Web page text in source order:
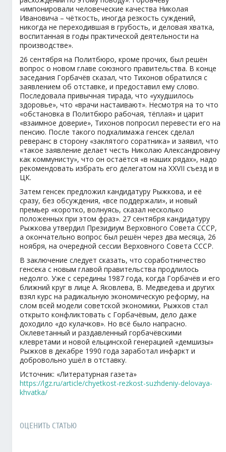
«импонировали человеческие качества Николая
Ивановича – чёткость, иногда резкость суждений,
никогда не переходившая в грубость, и деловая хватка,
воспитанная в годы практической деятельности на
производстве».
26 сентября на Политбюро, кроме прочих, был решён
вопрос о новом главе союзного правительства. В конце
заседания Горбачёв сказал, что Тихонов обратился с
заявлением об отставке, и предоставил ему слово.
Последовала привычная тирада, что «ухудшилось
здоровье», что «врачи настаивают». Несмотря на то что
«обстановка в Политбюро рабочая, тёплая» и царит
«взаимное доверие», Тихонов попросил перевести его на
пенсию. После такого подхалимажа генсек сделал
реверанс в сторону «заклятого соратника» и заявил, что
«такое заявление делает честь Николаю Александровичу
как коммунисту», что он остаётся «в наших рядах», надо
рекомендовать избрать его делегатом на XXVII съезд и в
ЦК.
Затем генсек предложил кандидатуру Рыжкова, и её
сразу, без обсуждения, «все поддержали», и новый
премьер «коротко, волнуясь, сказал несколько
положенных при этом фраз». 27 сентября кандидатуру
Рыжкова утвердил Президиум Верховного Совета СССР,
а окончательно вопрос был решён через два месяца, 26
ноября, на очередной сессии Верховного Совета СССР.
В заключение следует сказать, что соработничество
генсека с новым главой правительства продлилось
недолго. Уже с середины 1987 года, когда Горбачёв и его
ближний круг в лице А. Яковлева, В. Медведева и других
взял курс на радикальную экономическую реформу, на
слом всей модели советской экономики, Рыжков стал
открыто конфликтовать с Горбачёвым, дело даже
доходило «до кулачков». Но всё было напрасно.
Оклеветанный и раздавленный горбачёвскими
клевретами и новой ельцинской генерацией «демшизы»
Рыжков в декабре 1990 года заработал инфаркт и
добровольно ушёл в отставку.
Источник: «Литературная газета»
https://lgz.ru/article/chyetkost-rezkost-suzhdeniy-delovaya-
khvatka/
ОЦЕНИТЬ СТАТЬЮ